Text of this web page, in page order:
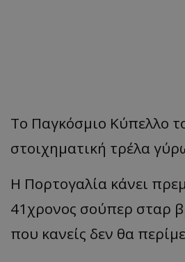
Το Παγκόσμιο Κύπελλο
στοιχηματική τρέλα
Η Πορτογαλία κάνει
41χρονος σούπερ σταρ
που κανείς δεν θα